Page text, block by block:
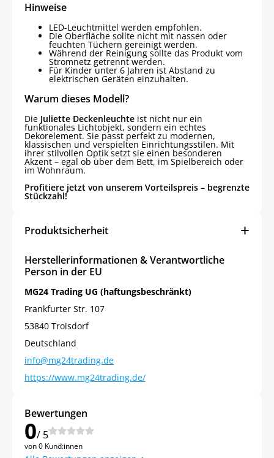
Hinweise
LED-Leuchtmittel werden empfohlen.
Die Oberfläche sollte nicht mit nassen oder
feuchten Tüchern gereinigt werden.
Während der Reinigung sollte das Produkt vom
Stromnetz getrennt werden.
Für Kinder unter 6 Jahren ist Abstand zu
elektrischen Geräten einzuhalten.
Warum dieses Modell?
Die Juliette Deckenleuchte ist nicht nur ein
funktionales Lichtobjekt, sondern ein echtes
Dekorelement. Sie passt perfekt zu modernen,
klassischen und verspielten Einrichtungsstilen. Mit
ihrer stilvollen Optik setzt sie einen besonderen
Akzent – egal ob über dem Bett, im Spielbereich oder
im Wohnraum.
Profitiere jetzt von unserem Vorteilspreis – begrenzte
Stückzahl!
Produktsicherheit
Herstellerinformationen & Verantwortliche
Person in der EU
MG24 Trading UG (haftungsbeschränkt)
Frankfurter Str. 107
53840 Troisdorf
Deutschland
info@mg24trading.de
https://www.mg24trading.de/
Bewertungen
0/ 5
von 0 Kund:innen